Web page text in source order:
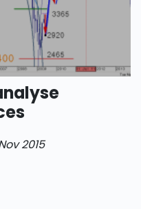
2015